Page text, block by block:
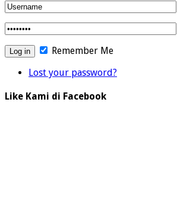
Remember Me
Lost your password?
Like Kami di Facebook